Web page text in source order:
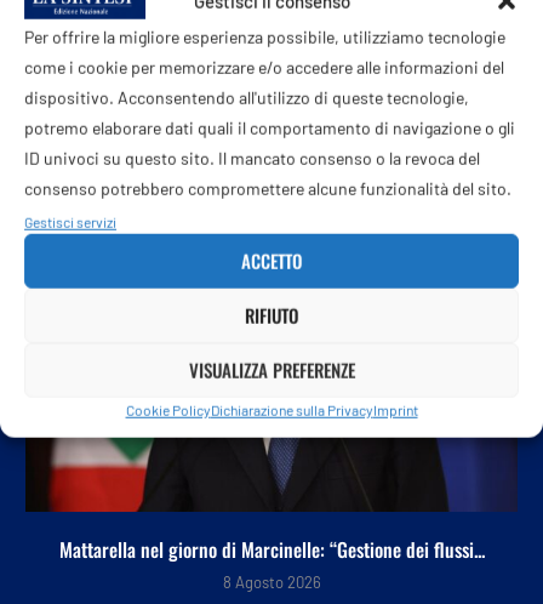
Per offrire la migliore esperienza possibile, utilizziamo tecnologie
come i cookie per memorizzare e/o accedere alle informazioni del
dispositivo. Acconsentendo all'utilizzo di queste tecnologie,
potremo elaborare dati quali il comportamento di navigazione o gli
ID univoci su questo sito. Il mancato consenso o la revoca del
consenso potrebbero compromettere alcune funzionalità del sito.
Gestisci servizi
ACCETTO
RIFIUTO
VISUALIZZA PREFERENZE
Cookie PolicyDichiarazione sulla PrivacyImprint
POTREBBE ANCHE PIACERTI
Mattarella nel giorno di Marcinelle: “Gestione dei flussi...
8 Agosto 2026